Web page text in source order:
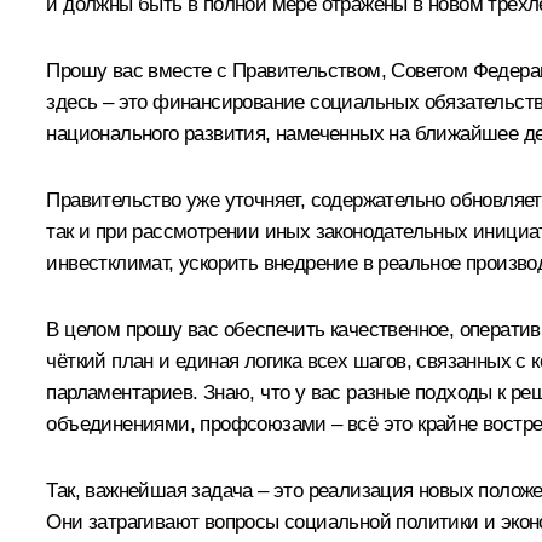
Прошу вас вместе с Правительством, Советом
здесь – это финансирование социальных
национального развития, намеченных на ближайшее
Правительство уже уточняет, содержательно
так и при рассмотрении иных законодательных
инвестклимат, ускорить внедрение в реальное
В целом прошу вас обеспечить качественное,
чёткий план и единая логика всех шагов, связанных
парламентариев. Знаю, что у вас разные подходы к
объединениями, профсоюзами – всё это крайне
Так, важнейшая задача – это реализация новых
Они затрагивают вопросы социальной политики и